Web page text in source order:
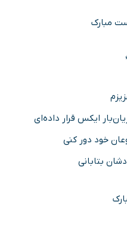
مبارک
ایکس قرار داده‌ای
خود دور کنی
بتابانی